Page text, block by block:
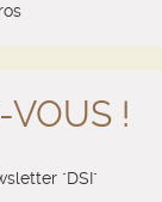
!
"DSI"